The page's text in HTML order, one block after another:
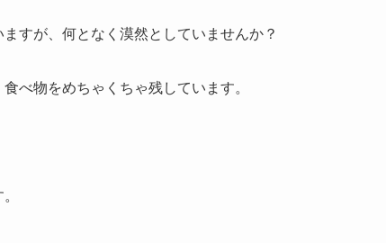
すが、何となく漠然としていませんか？
べ物をめちゃくちゃ残しています。